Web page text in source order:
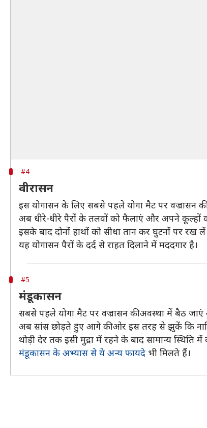
#4
वीरासन
इस योगासन के लिए सबसे पहले योगा मैट पर वज्रासन
अब धीरे-धीरे पैरों के तलवों को फैलाएं और अपने कूल्हों
इसके बाद दोनों हाथों को सीधा तान कर घुटनों पर रख
यह योगासन पैरों के दर्द से राहत दिलाने में मददगार है।
#5
मंडूकासन
सबसे पहले योगा मैट पर वज्रासन की अवस्था में बैठ जाएं
अब सांस छोड़ते हुए आगे की ओर इस तरह से झुकें कि नाभि
थोड़ी देर तक इसी मुद्रा में रहने के बाद सामान्य स्थिति
मंडूकासन के अभ्यास से ये अन्य फायदे भी मिलते हैं।